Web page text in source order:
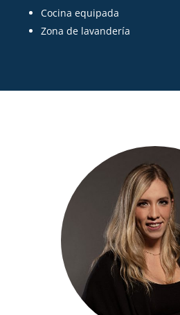
Cocina equipada
Zona de lavandería